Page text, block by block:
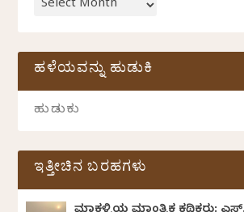
ಹಳೆಯವನ್ನು ಹುಡುಕಿ
ಇತ್ತೀಚಿನ ಬರಹಗಳು